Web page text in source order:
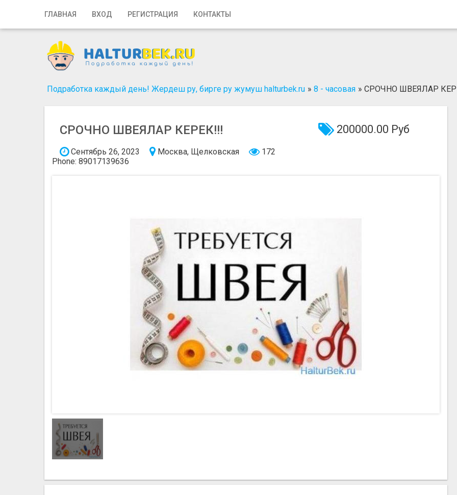
ГЛАВНАЯ ВХОД РЕГИСТРАЦИЯ КОНТАКТЫ
Главная
Регистрация
Добавить объявление
Подработка каждый день! Жердеш ру, бирге ру жумуш halturbek.ru » 8 - часовая » СРОЧНО ШВЕЯЛАР
СРОЧНО ШВЕЯЛАР КЕРЕК!!! 200000.00 Руб
Сентябрь 26, 2023 Москва, Щелковская
172
Phone: 89017139636